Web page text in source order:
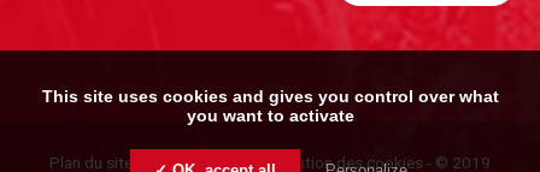
Plan du site Mentions légales- Gestion des cookies - © 2019
This site uses cookies and gives you control over what
you want to activate